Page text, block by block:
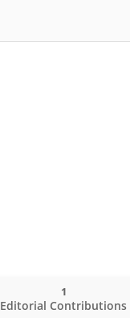
Editorial Contributions
1